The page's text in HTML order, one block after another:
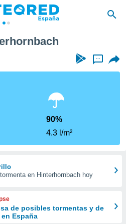
...
90%
4.3 l/m²
en Hinterhornbach hoy
de posibles tormentas y de
España